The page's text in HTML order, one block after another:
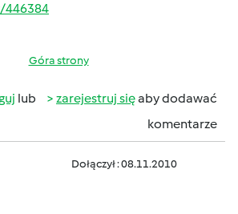
446384
Góra strony
lub zarejestruj sięaby dodawać
komentarze
Dołączył : 08.11.2010